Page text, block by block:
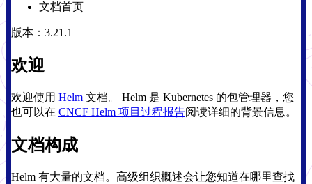
文档首页
版本：3.21.1
欢迎
欢迎使用 Helm 文档。 Helm 是 Kubernetes 的包管理器，您
也可以在 CNCF Helm 项目过程报告阅读详细的背景信息。
文档构成
Helm 有大量的文档。高级组织概述会让您知道在哪里查找